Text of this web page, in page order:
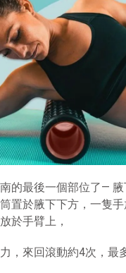
的最後一個部位了—
置於腋下下方，一隻
於手臂上，
，來回滾動約4次，最